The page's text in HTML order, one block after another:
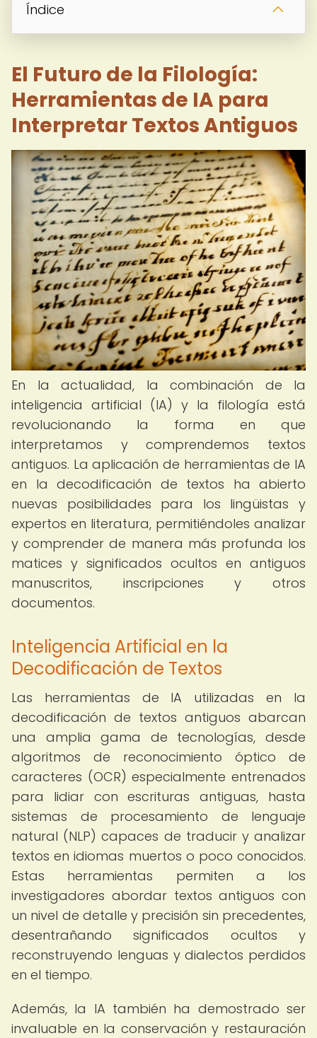
Índice
El Futuro de la Filología:
Herramientas de IA para
Interpretar Textos Antiguos
En la actualidad, la combinación de la
inteligencia artificial (IA) y la filología está
revolucionando la forma en que
interpretamos y comprendemos textos
antiguos. La aplicación de herramientas de IA
en la decodificación de textos ha abierto
nuevas posibilidades para los lingüistas y
expertos en literatura, permitiéndoles analizar
y comprender de manera más profunda los
matices y significados ocultos en antiguos
manuscritos, inscripciones y otros
documentos.
Inteligencia Artificial en la
Decodificación de Textos
Las herramientas de IA utilizadas en la
decodificación de textos antiguos abarcan
una amplia gama de tecnologías, desde
algoritmos de reconocimiento óptico de
caracteres (OCR) especialmente entrenados
para lidiar con escrituras antiguas, hasta
sistemas de procesamiento de lenguaje
natural (NLP) capaces de traducir y analizar
textos en idiomas muertos o poco conocidos.
Estas herramientas permiten a los
investigadores abordar textos antiguos con
un nivel de detalle y precisión sin precedentes,
desentrañando significados ocultos y
reconstruyendo lenguas y dialectos perdidos
en el tiempo.
Además, la IA también ha demostrado ser
invaluable en la conservación y restauración